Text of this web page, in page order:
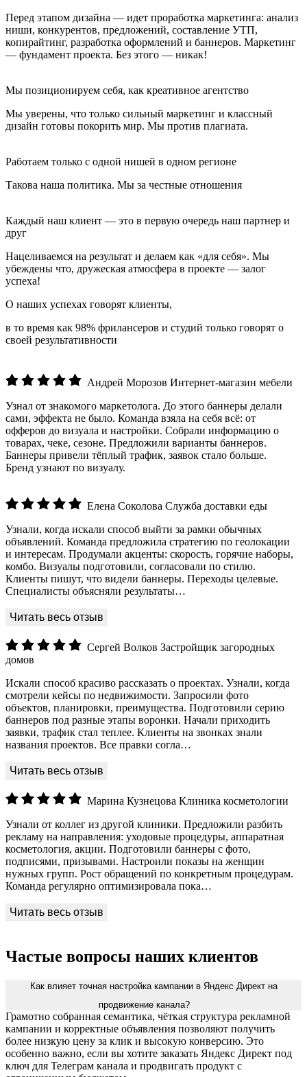
Перед этапом дизайна — идет проработка маркетинга: анализ
ниши, конкурентов, предложений, составление УТП,
копирайтинг, разработка оформлений и баннеров. Маркетинг
— фундамент проекта. Без этого — никак!
Мы позиционируем себя, как креативное агентство
Мы уверены, что только сильный маркетинг и классный
дизайн готовы покорить мир. Мы против плагиата.
Работаем только с одной нишей в одном регионе
Такова наша политика. Мы за честные отношения
Каждый наш клиент — это в первую очередь наш партнер и
друг
Нацеливаемся на результат и делаем как «для себя». Мы
убеждены что, дружеская атмосфера в проекте — залог
успеха!
О наших успехах говорят клиенты,
в то время как 98% фрилансеров и студий только говорят о
своей результативности
Андрей Морозов Интернет‑магазин мебели
Узнал от знакомого маркетолога. До этого баннеры делали
сами, эффекта не было. Команда взяла на себя всё: от
офферов до визуала и настройки. Собрали информацию о
товарах, чеке, сезоне. Предложили варианты баннеров.
Баннеры привели тёплый трафик, заявок стало больше.
Бренд узнают по визуалу.
Елена Соколова Служба доставки еды
Узнали, когда искали способ выйти за рамки обычных
объявлений. Команда предложила стратегию по геолокации
и интересам. Продумали акценты: скорость, горячие наборы,
комбо. Визуалы подготовили, согласовали по стилю.
Клиенты пишут, что видели баннеры. Переходы целевые.
Специалисты объясняли результаты…
Сергей Волков Застройщик загородных
домов
Искали способ красиво рассказать о проектах. Узнали, когда
смотрели кейсы по недвижимости. Запросили фото
объектов, планировки, преимущества. Подготовили серию
баннеров под разные этапы воронки. Начали приходить
заявки, трафик стал теплее. Клиенты на звонках знали
названия проектов. Все правки согла…
Марина Кузнецова Клиника косметологии
Узнали от коллег из другой клиники. Предложили разбить
рекламу на направления: уходовые процедуры, аппаратная
косметология, акции. Подготовили баннеры с фото,
подписями, призывами. Настроили показы на женщин
нужных групп. Рост обращений по конкретным процедурам.
Команда регулярно оптимизировала пока…
Частые вопросы наших клиентов
Как влияет точная настройка кампании в Яндекс Директ на
продвижение канала?
Грамотно собранная семантика, чёткая структура рекламной
кампании и корректные объявления позволяют получить
более низкую цену за клик и высокую конверсию. Это
особенно важно, если вы хотите заказать Яндекс Директ под
ключ для Телеграм канала и продвигать продукт с